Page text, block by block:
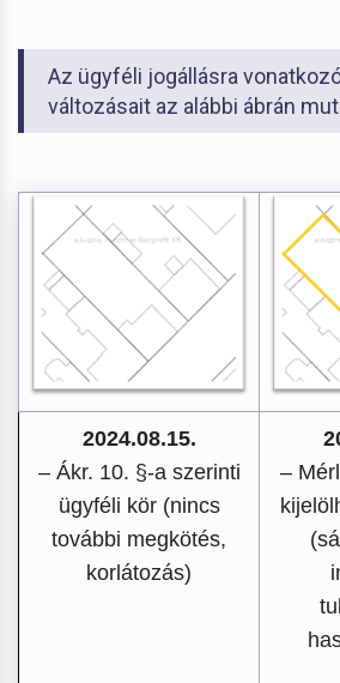
Az ügyféli jogállásra
változásait az alábbi ábrán
2024.08.15.
– Ákr. 10. §-a szerinti
ügyféli kör (nincs
további megkötés,
korlátozás)
–